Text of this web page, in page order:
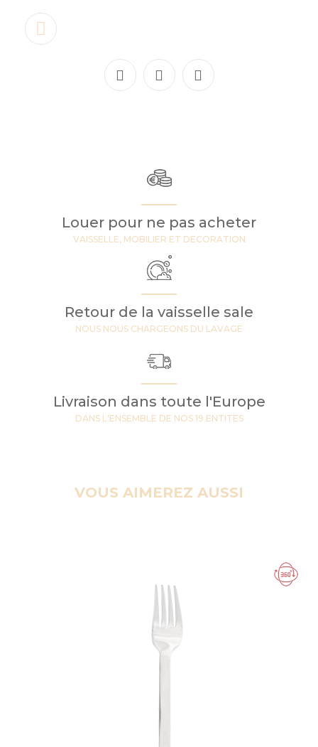
Louer pour ne pas acheter
VAISSELLE, MOBILIER ET DECORATION
Retour de la vaisselle sale
NOUS NOUS CHARGEONS DU LAVAGE
Livraison dans toute l'Europe
DANS L'ENSEMBLE DE NOS 19 ENTITES
VOUS AIMEREZ AUSSI